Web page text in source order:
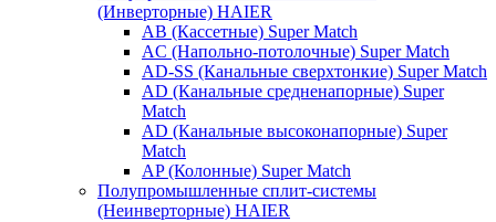
(Инверторные) HAIER
AB (Кассетные) Super Match
AC (Напольно-потолочные) Super Match
AD-SS (Канальные сверхтонкие) Super Match
AD (Канальные средненапорные) Super
Match
AD (Канальные высоконапорные) Super
Match
AP (Колонные) Super Match
Полупромышленные сплит-системы
(Неинверторные) HAIER